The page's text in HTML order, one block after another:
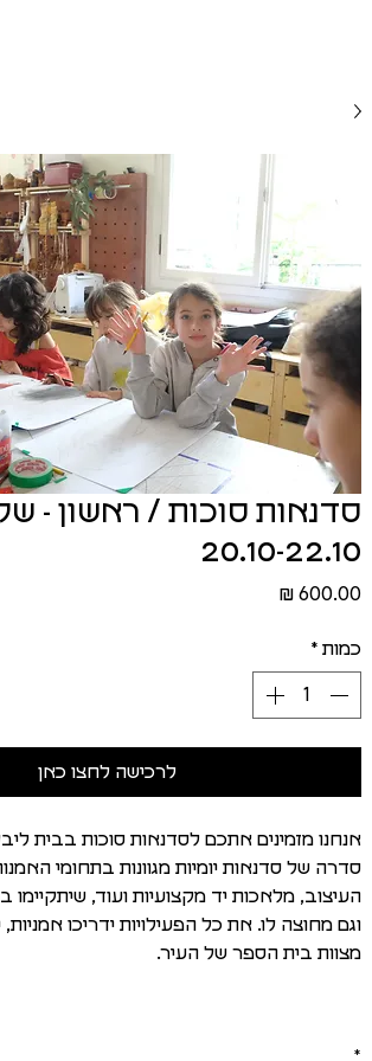
סדנאות סוכות / ראשון -
20.10-22.10
מחיר
כמות *
לרכישה לחצו כאן
אנחנו מזמינים אתכם לסדנאות סוכות בבית
סדרה של סדנאות יומיות מגוונות בתחומי
העיצוב, מלאכות יד מקצועיות ועוד, שיתקיימו
וגם מחוצה לו. את כל הפעילויות ידריכו אמניות,
מצוות בית הספר של העיר.